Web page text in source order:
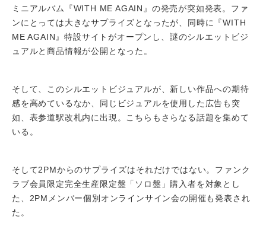
ミニアルバム『WITH ME AGAIN』の発売が突如発表。ファ
ンにとっては大きなサプライズとなったが、同時に『WITH
ME AGAIN』特設サイトがオープンし、謎のシルエットビジ
ュアルと商品情報が公開となった。
そして、このシルエットビジュアルが、新しい作品への期待
感を高めているなか、同じビジュアルを使用した広告も突
如、表参道駅改札内に出現。こちらもさらなる話題を集めて
いる。
そして2PMからのサプライズはそれだけではない。ファンク
ラブ会員限定完全生産限定盤「ソロ盤」購入者を対象とし
た、2PMメンバー個別オンラインサイン会の開催も発表され
た。